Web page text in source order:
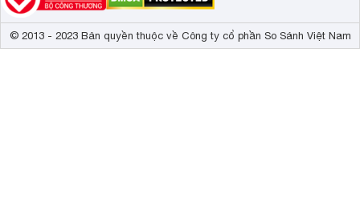
© 2013 - 2023 Bản quyền thuộc về Công ty cổ phần So Sánh Việt Nam